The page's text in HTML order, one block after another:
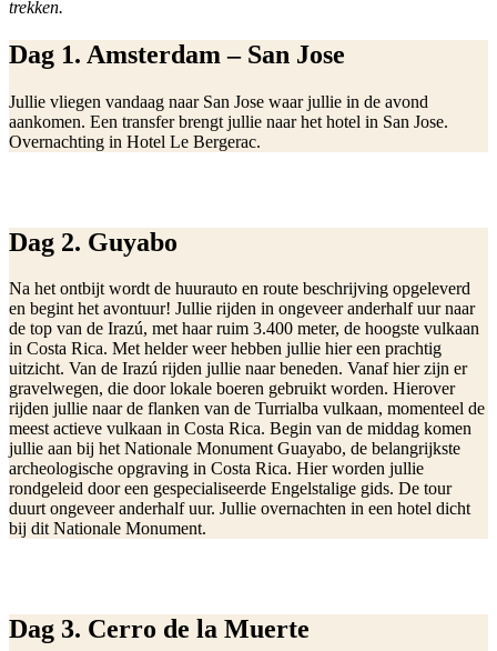
trekken.
Dag 1. Amsterdam – San Jose
Jullie vliegen vandaag naar San Jose waar jullie in de avond
aankomen. Een transfer brengt jullie naar het hotel in San Jose.
Overnachting in Hotel Le Bergerac.
Dag 2. Guyabo
Na het ontbijt wordt de huurauto en route beschrijving opgeleverd
en begint het avontuur! Jullie rijden in ongeveer anderhalf uur naar
de top van de Irazú, met haar ruim 3.400 meter, de hoogste vulkaan
in Costa Rica. Met helder weer hebben jullie hier een prachtig
uitzicht. Van de Irazú rijden jullie naar beneden. Vanaf hier zijn er
gravelwegen, die door lokale boeren gebruikt worden. Hierover
rijden jullie naar de flanken van de Turrialba vulkaan, momenteel de
meest actieve vulkaan in Costa Rica. Begin van de middag komen
jullie aan bij het Nationale Monument Guayabo, de belangrijkste
archeologische opgraving in Costa Rica. Hier worden jullie
rondgeleid door een gespecialiseerde Engelstalige gids. De tour
duurt ongeveer anderhalf uur. Jullie overnachten in een hotel dicht
bij dit Nationale Monument.
Dag 3. Cerro de la Muerte